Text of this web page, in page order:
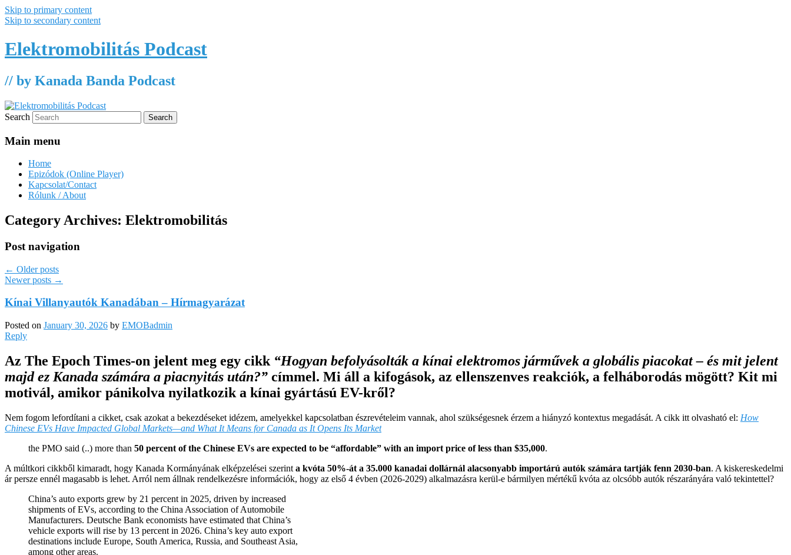
Skip to primary content
Skip to secondary content
Elektromobilitás Podcast
// by Kanada Banda Podcast
Search
Main menu
Home
Epizódok (Online Player)
Kapcsolat/Contact
Rólunk / About
Category Archives: Elektromobilitás
Post navigation
← Older posts
Newer posts →
Kínai Villanyautók Kanadában – Hírmagyarázat
Posted on January 30, 2026 by EMOBadmin
Reply
Az The Epoch Times-on jelent meg egy cikk “Hogyan befolyásolták a kínai elektromos járművek a globális piacokat – és mit jelent
majd ez Kanada számára a piacnyitás után?” címmel. Mi áll a kifogások, az ellenszenves reakciók, a felháborodás mögött? Kit mi
motivál, amikor pánikolva nyilatkozik a kínai gyártású EV-kről?
Nem fogom lefordítani a cikket, csak azokat a bekezdéseket idézem, amelyekkel kapcsolatban észrevételeim vannak, ahol szükségesnek érzem a hiányzó kontextus megadását. A cikk itt olvasható el: How
Chinese EVs Have Impacted Global Markets—and What It Means for Canada as It Opens Its Market
the PMO said (..) more than 50 percent of the Chinese EVs are expected to be “affordable” with an import price of less than $35,000.
A múltkori cikkből kimaradt, hogy Kanada Kormányának elképzelései szerint a kvóta 50%-át a 35.000 kanadai dollárnál alacsonyabb importárú autók számára tartják fenn 2030-ban. A kiskereskedelmi
ár persze ennél magasabb is lehet. Arról nem állnak rendelkezésre információk, hogy az első 4 évben (2026-2029) alkalmazásra kerül-e bármilyen mértékű kvóta az olcsóbb autók részarányára való tekintettel?
China’s auto exports grew by 21 percent in 2025, driven by increased
shipments of EVs, according to the China Association of Automobile
Manufacturers. Deutsche Bank economists have estimated that China’s
vehicle exports will rise by 13 percent in 2026. China’s key auto export
destinations include Europe, South America, Russia, and Southeast Asia,
among other areas.